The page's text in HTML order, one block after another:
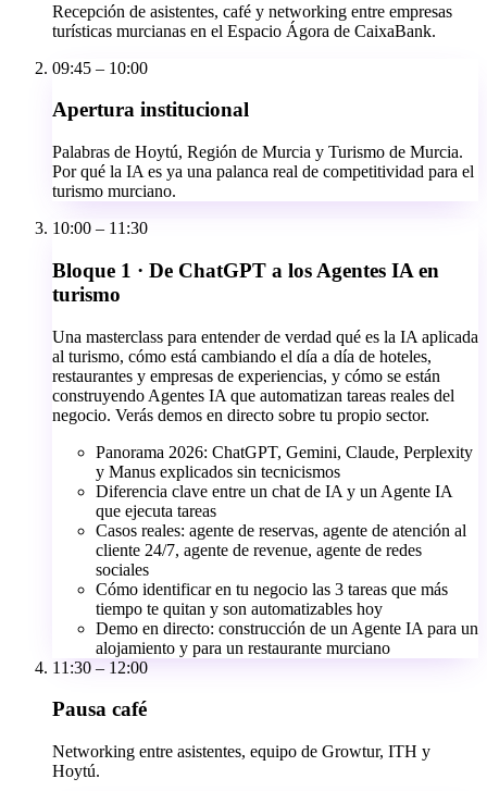
Recepción de asistentes, café y networking entre empresas
turísticas murcianas en el Espacio Ágora de CaixaBank.
09:45 – 10:00
Apertura institucional
Palabras de Hoytú, Región de Murcia y Turismo de Murcia.
Por qué la IA es ya una palanca real de competitividad para el
turismo murciano.
10:00 – 11:30
Bloque 1 · De ChatGPT a los Agentes IA en
turismo
Una masterclass para entender de verdad qué es la IA aplicada
al turismo, cómo está cambiando el día a día de hoteles,
restaurantes y empresas de experiencias, y cómo se están
construyendo Agentes IA que automatizan tareas reales del
negocio. Verás demos en directo sobre tu propio sector.
Panorama 2026: ChatGPT, Gemini, Claude, Perplexity
y Manus explicados sin tecnicismos
Diferencia clave entre un chat de IA y un Agente IA
que ejecuta tareas
Casos reales: agente de reservas, agente de atención al
cliente 24/7, agente de revenue, agente de redes
sociales
Cómo identificar en tu negocio las 3 tareas que más
tiempo te quitan y son automatizables hoy
Demo en directo: construcción de un Agente IA para un
alojamiento y para un restaurante murciano
11:30 – 12:00
Pausa café
Networking entre asistentes, equipo de Growtur, ITH y
Hoytú.